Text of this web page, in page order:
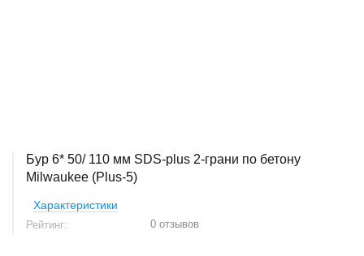
Бур 6* 50/ 110 мм SDS-plus 2-грани по бетону
Milwaukee (Plus-5)
Характеристики
Рейтинг: 0 отзывов